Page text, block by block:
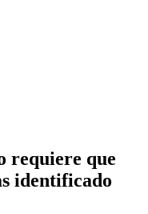
requiere que
identificado